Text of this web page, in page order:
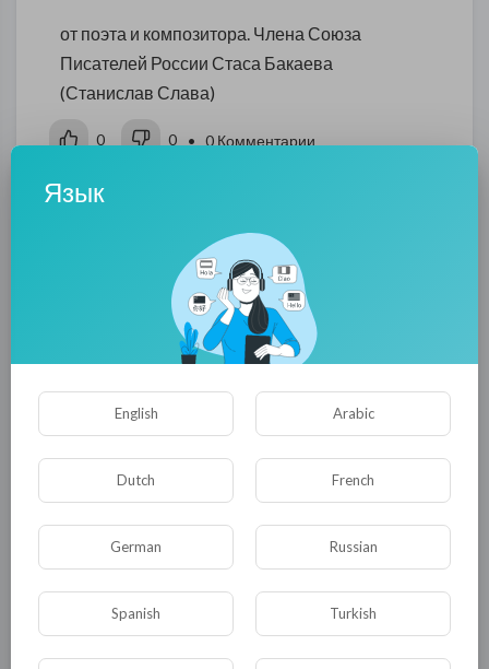
от поэта и композитора. Члена Союза
Писателей России Стаса Бакаева
(Станислав Слава)
0 0 • 0 Комментарии
Комментариев нет
КАТЕГОРИИ
Язык
English Arabic
Dutch French
German Russian
Spanish Turkish